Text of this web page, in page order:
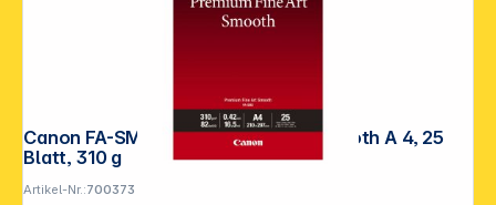
Canon FA-SM 2 Premium FineArt Smooth A 4, 25
Blatt, 310 g
Artikel-Nr.:700373